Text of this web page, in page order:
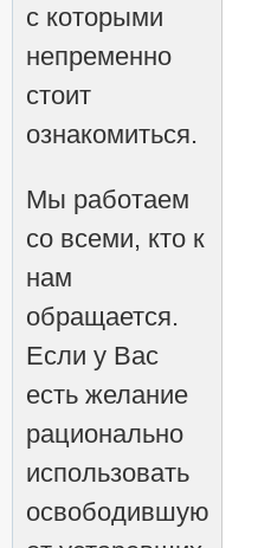
с которыми
непременно
стоит
ознакомиться.
Мы работаем
со всеми, кто к
нам
обращается.
Если у Вас
есть желание
рационально
использовать
освободившуюся